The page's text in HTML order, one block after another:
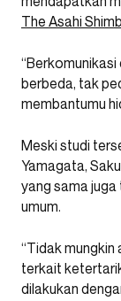
The Asahi
berbeda, tak
membantumu
Meski studi
Yamagata,
yang sama
umum.
“Tidak
terkait
dilakukan